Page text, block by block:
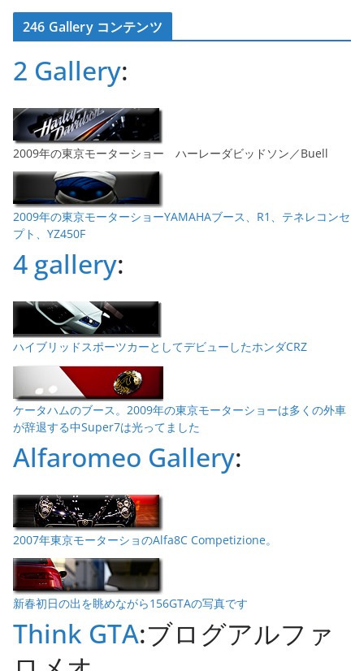
カ
イ246 Gallery コンテンツ
2 Gallery:
2009年の東京モーターショー ハーレーダビッドソン／Buell
2009年の東京モーターショーYAMAHAブース、R1、テネレコンセ
プト、YZ450F
4 gallery:
ハイブリッドスポーツカーとしてデビューしたホンダCRZ
ケータハムのブース。2009年の東京モーターショーは多くの外車
が辞退する中Super7は光ってました
Alfaromeo Gallery:
2007年東京モーターショのAlfa8C Competizione。
新春初日の出を眺めながら156GTAの写真です
Think GTA:ブログアルファ